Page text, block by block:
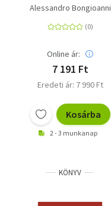
Alessandro Bongioanni
Online ár:
7 191 Ft
Eredeti ár: 7 990 Ft
Kosárba
2 - 3 munkanap
KÖNYV